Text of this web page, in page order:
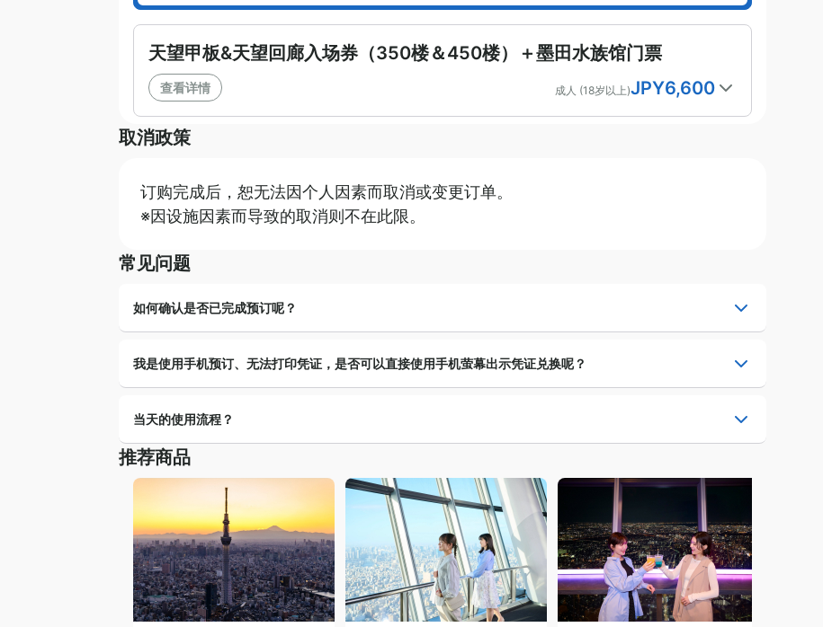
天望甲板&天望回廊入场券（350楼＆450楼）＋墨田水族馆门票
查看详情 成人 (18岁以上)JPY6,600
日 一 二 三
2 3
9 10 11 12 13
16
25 26 27 28
30 31
销售中 剩余少量 售罄
取消政策
订购完成后，恕无法因个人因素而取消或变更订单。
※因设施因素而导致的取消则不在此限。
常见问题
如何确认是否已完成预订呢？
击信内的订单详情链接确认订单信息。
我是使用手机预订、无法打印凭证，是否可以直接使用手机萤幕出示凭证兑换呢？
当天的使用流程？
当您预订完成，系统将发送含二维码凭证的订单确认信至您所登录的邮箱，活动当日须请携带该凭证并以此兑
换入场券。部分体验可能仅需向活动供应商出示凭证即可参加活动，无须另行兑换入场券，详情请见各商品说
推荐商品